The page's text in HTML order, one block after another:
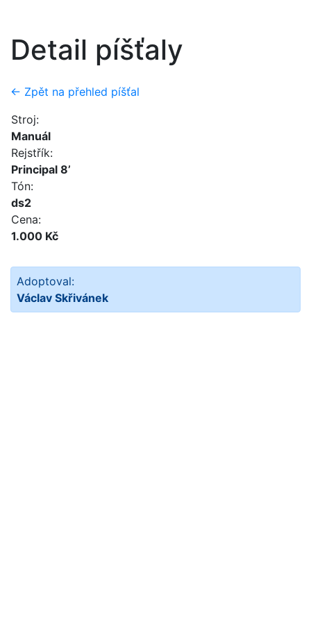
Detail píšťaly
← Zpět na přehled píšťal
Stroj:
Manuál
Rejstřík:
Principal 8’
Tón:
ds2
Cena:
1.000 Kč
Adoptoval:
Václav Skřivánek